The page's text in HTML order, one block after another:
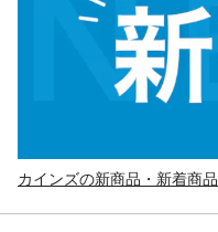
カインズの新商品・新着商品